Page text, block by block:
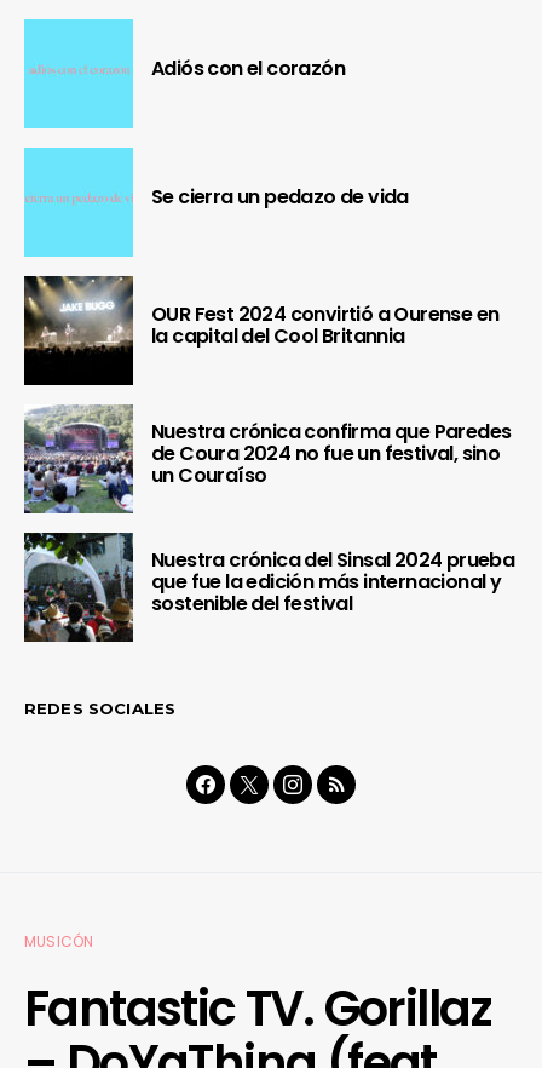
Adiós con el corazón
Se cierra un pedazo de vida
OUR Fest 2024 convirtió a Ourense en
la capital del Cool Britannia
Nuestra crónica confirma que Paredes
de Coura 2024 no fue un festival, sino
un Couraíso
Nuestra crónica del Sinsal 2024 prueba
que fue la edición más internacional y
sostenible del festival
REDES SOCIALES
MUSICÓN
Fantastic TV. Gorillaz